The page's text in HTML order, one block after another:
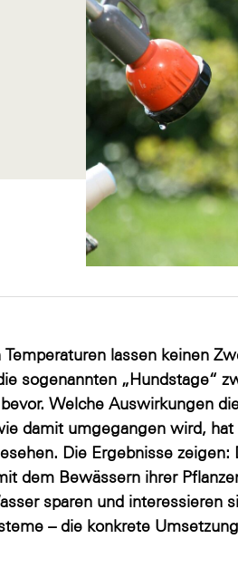
Temperaturen lassen keinen
sogenannten „Hundstage“
Welche Auswirkungen
damit umgegangen wird, hat
Die Ergebnisse zeigen:
dem Bewässern ihrer
sparen und interessieren
– die konkrete